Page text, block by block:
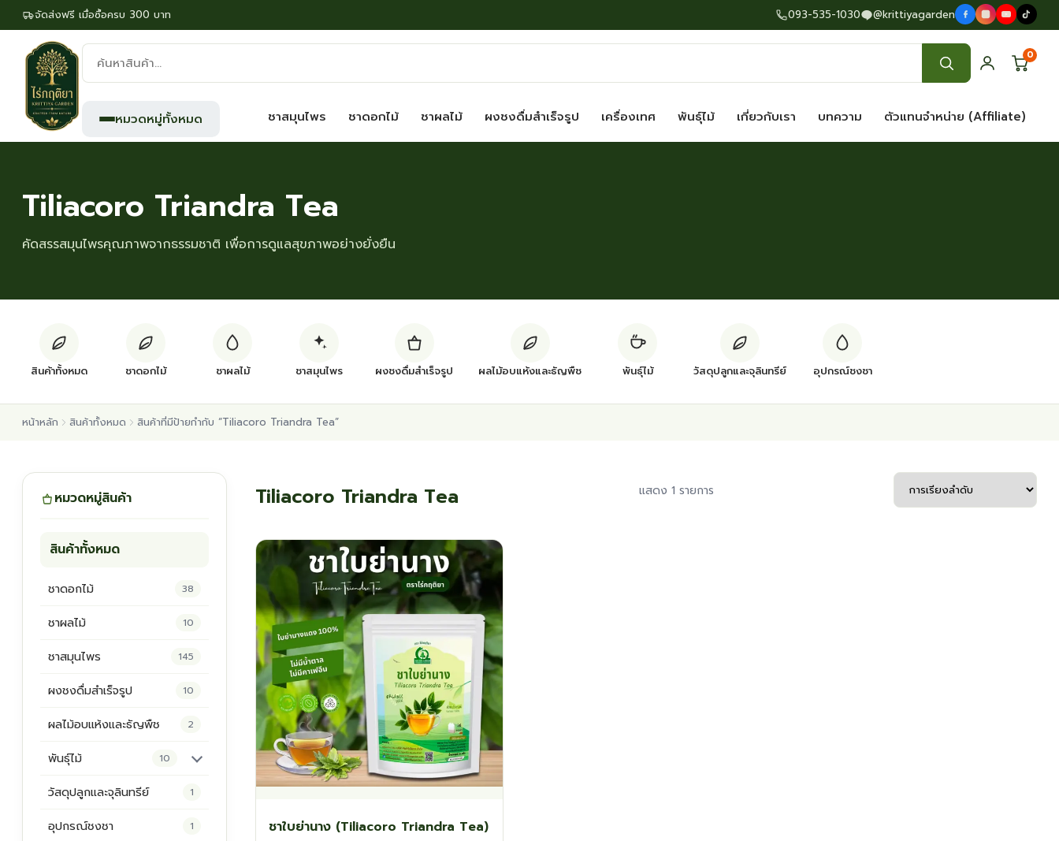
จัดส่งฟรี เมื่อซื้อครบ 300 บาท 093-535-1030 @krittiyagarden
ค้นหา
สินค้า:
0
หมวดหมู่ทั้งหมด ชาสมุนไพร ชาดอกไม้ ชาผลไม้ ผงชงดื่มสำเร็จรูป เครื่องเทศ พันธุ์ไม้ เกี่ยวกับเรา บทความ ตัวแทนจำหน่าย (Affiliate)
Tiliacoro Triandra Tea
คัดสรรสมุนไพรคุณภาพจากธรรมชาติ เพื่อการดูแลสุขภาพอย่างยั่งยืน
สินค้าทั้งหมด ชาดอกไม้ ชาผลไม้ ชาสมุนไพร ผงชงดื่มสำเร็จรูป ผลไม้อบแห้งและธัญพืช พันธุ์ไม้ วัสดุปลูกและจุลินทรีย์ อุปกรณ์ชงชา
หน้าหลัก สินค้าทั้งหมด สินค้าที่มีป้ายกำกับ “Tiliacoro Triandra Tea”
หมวดหมู่สินค้า
สินค้าทั้งหมด
ชาดอกไม้ 38
ชาผลไม้ 10
ชาสมุนไพร 145
ผงชงดื่มสำเร็จรูป 10
ผลไม้อบแห้งและธัญพืช 2
พันธุ์ไม้ 10
ต้นพันธุ์สมุนไพร 5
วัสดุปลูกและจุลินทรีย์ 1
อุปกรณ์ชงชา 1
Tiliacoro Triandra Tea แสดง 1 รายการ
ชาใบย่านาง (Tiliacoro Triandra Tea)